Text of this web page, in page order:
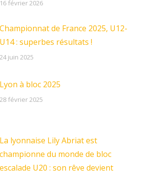
16 février 2026
Championnat de France 2025, U12-
U14 : superbes résultats !
24 juin 2025
Lyon à bloc 2025
28 février 2025
La lyonnaise Lily Abriat est
championne du monde de bloc
escalade U20 : son rêve devient